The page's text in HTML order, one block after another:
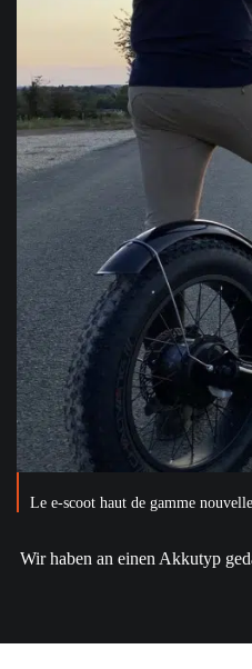
Le e-scoot haut de gamme
Wir haben an einen Akkutyp